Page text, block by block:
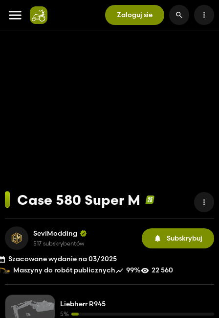
Zaloguj sie
Case 580 Super M
SeviModding
517 subskrybentów
Subskrybuj
Szacowane wydanie na 03/2025
Maszyny do robót publicznych
99% 22 560
Liebherr R945
5%